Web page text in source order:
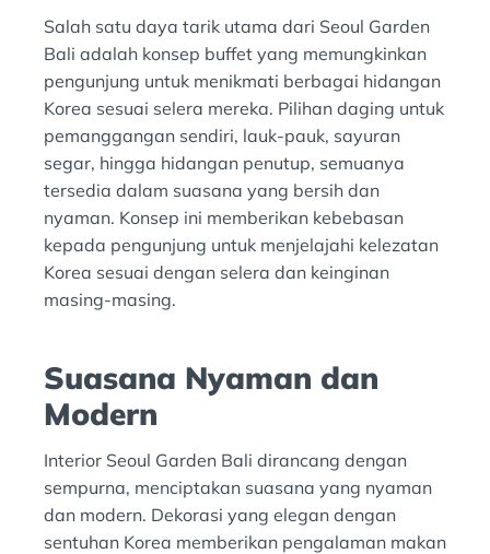
Salah satu daya tarik utama dari Seoul Garden
Bali adalah konsep buffet yang memungkinkan
pengunjung untuk menikmati berbagai hidangan
Korea sesuai selera mereka. Pilihan daging untuk
pemanggangan sendiri, lauk-pauk, sayuran
segar, hingga hidangan penutup, semuanya
tersedia dalam suasana yang bersih dan
nyaman. Konsep ini memberikan kebebasan
kepada pengunjung untuk menjelajahi kelezatan
Korea sesuai dengan selera dan keinginan
masing-masing.
Suasana Nyaman dan
Modern
Interior Seoul Garden Bali dirancang dengan
sempurna, menciptakan suasana yang nyaman
dan modern. Dekorasi yang elegan dengan
sentuhan Korea memberikan pengalaman makan